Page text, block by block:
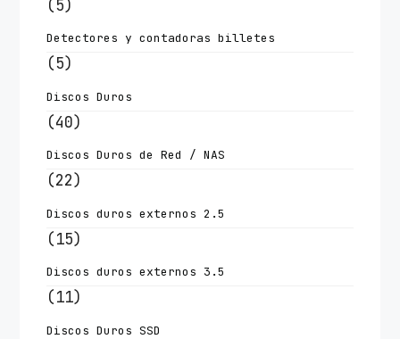
(5)
Detectores y contadoras billetes
(5)
Discos Duros
(40)
Discos Duros de Red / NAS
(22)
Discos duros externos 2.5
(15)
Discos duros externos 3.5
(11)
Discos Duros SSD